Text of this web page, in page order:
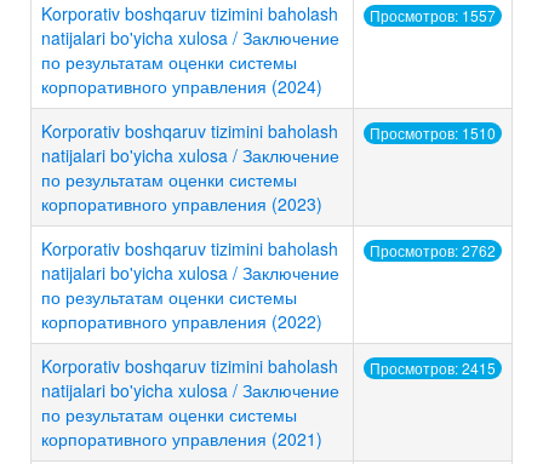
Korporativ boshqaruv tizimini baholash
natijalari bo'yicha xulosa / Заключение
по результатам оценки системы
корпоративного управления (2024)
Просмотров: 1557
Korporativ boshqaruv tizimini baholash
natijalari bo'yicha xulosa / Заключение
по результатам оценки системы
корпоративного управления (2023)
Просмотров: 1510
Korporativ boshqaruv tizimini baholash
natijalari bo'yicha xulosa / Заключение
по результатам оценки системы
корпоративного управления (2022)
Просмотров: 2762
Korporativ boshqaruv tizimini baholash
natijalari bo'yicha xulosa / Заключение
по результатам оценки системы
корпоративного управления (2021)
Просмотров: 2415